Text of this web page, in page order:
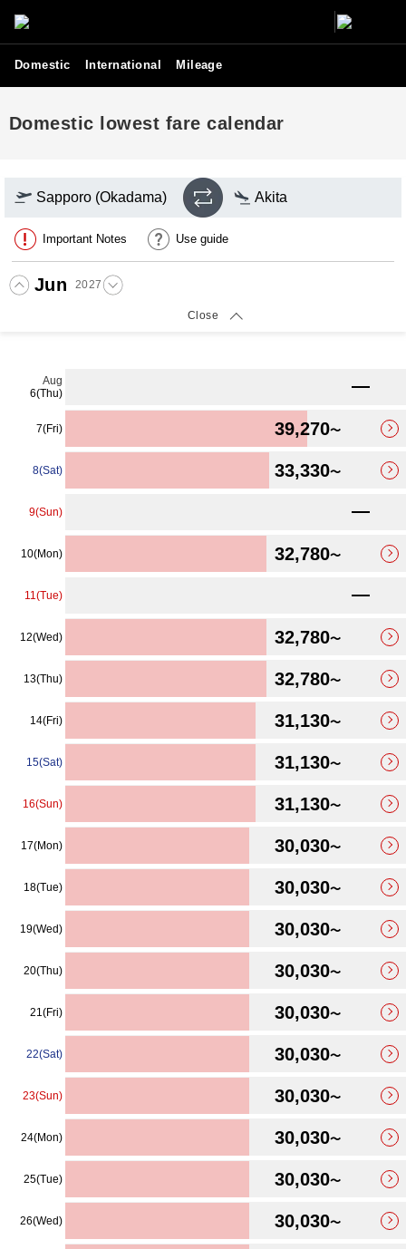
Domestic International Mileage
Domestic lowest fare calendar
Sapporo (Okadama) Akita
Important Notes Use guide
Jun 2027
Close
The lowest price calendar has been updated.
Aug
6(Thu)
7(Fri) 39,270〜
8(Sat) 33,330〜
9(Sun)
10(Mon) 32,780〜
11(Tue)
12(Wed) 32,780〜
13(Thu) 32,780〜
14(Fri) 31,130〜
15(Sat) 31,130〜
16(Sun) 31,130〜
17(Mon) 30,030〜
18(Tue) 30,030〜
19(Wed) 30,030〜
20(Thu) 30,030〜
21(Fri) 30,030〜
22(Sat) 30,030〜
23(Sun) 30,030〜
24(Mon) 30,030〜
25(Tue) 30,030〜
26(Wed) 30,030〜